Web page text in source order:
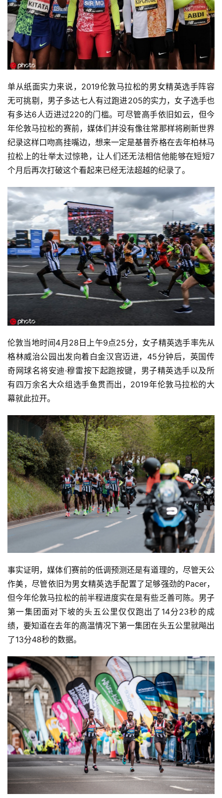
单从纸面实力来说，2019伦敦马拉松的男女精英选手阵容
无可挑剔，男子多达七人有过跑进205的实力，女子选手也
有多达6人迈进过220的门槛。可尽管高手依旧如云，但今
年伦敦马拉松的赛前，媒体们并没有像往常那样将刷新世界
纪录这样口吻高挂嘴边，想来一定是基普乔格在去年柏林马
拉松上的壮举太过惊艳，让人们还无法相信他能够在短短7
个月后再次打破这个看起来已经无法超越的纪录了。
伦敦当地时间4月28日上午9点25分，女子精英选手率先从
格林威治公园出发向着白金汉宫迈进，45分钟后，英国传
奇网球名将安迪·穆雷按下起跑按键，男子精英选手以及所
有四万余名大众组选手鱼贯而出，2019年伦敦马拉松的大
幕就此拉开。
事实证明，媒体们赛前的低调预测还是有道理的，尽管天公
作美，尽管依旧为男女精英选手配置了足够强劲的Pacer，
但今年伦敦马拉松的前半程进度实在是有些乏善可陈。男子
第一集团面对下坡的头五公里仅仅跑出了14分23秒的成
绩，要知道在去年的高温情况下第一集团在头五公里就飚出
了13分48秒的数据。